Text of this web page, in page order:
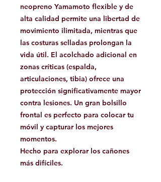
neopreno Yamamoto flexible y de
alta calidad permite una libertad de
movimiento ilimitada, mientras que
las costuras selladas prolongan la
vida útil. El acolchado adicional en
zonas críticas (espalda,
articulaciones, tibia) ofrece una
protección significativamente mayor
contra lesiones. Un gran bolsillo
frontal es perfecto para colocar tu
móvil y capturar los mejores
momentos.
Hecho para explorar los cañones
más difíciles.